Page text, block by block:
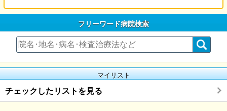
フリーワード病院検索
マイリスト
チェックしたリストを見る